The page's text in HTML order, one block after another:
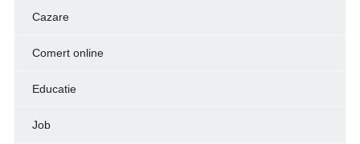
Cazare
Comert online
Educatie
Job